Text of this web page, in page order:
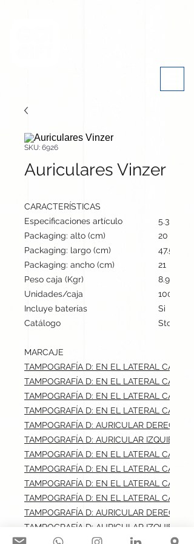
SKU: 6926
Auriculares Vinzer
CARACTERÍSTICAS
Especificaciones artículo
5.3 cm /
Packaging: alto (cm)
20
Packaging: largo (cm)
47.5
Packaging: ancho (cm)
21
Peso caja (Kgr)
8.9
Unidades/caja
100
Incluye baterías
Si
Catálogo
Stock
MARCAJE
TAMPOGRAFÍA D: EN EL LATERAL CARA
TAMPOGRAFÍA D: EN EL LATERAL CARA
TAMPOGRAFÍA D: EN EL LATERAL CARA
TAMPOGRAFÍA D: EN EL LATERAL CARA
TAMPOGRAFÍA D: AURICULAR DERECHO
TAMPOGRAFÍA D: AURICULAR
TAMPOGRAFÍA D: EN EL LATERAL CARA
TAMPOGRAFÍA D: EN EL LATERAL CARA
TAMPOGRAFÍA D: EN EL LATERAL CARA
TAMPOGRAFÍA D: EN EL LATERAL CARA
TAMPOGRAFÍA D: AURICULAR DERECHO
TAMPOGRAFÍA D: AURICULAR